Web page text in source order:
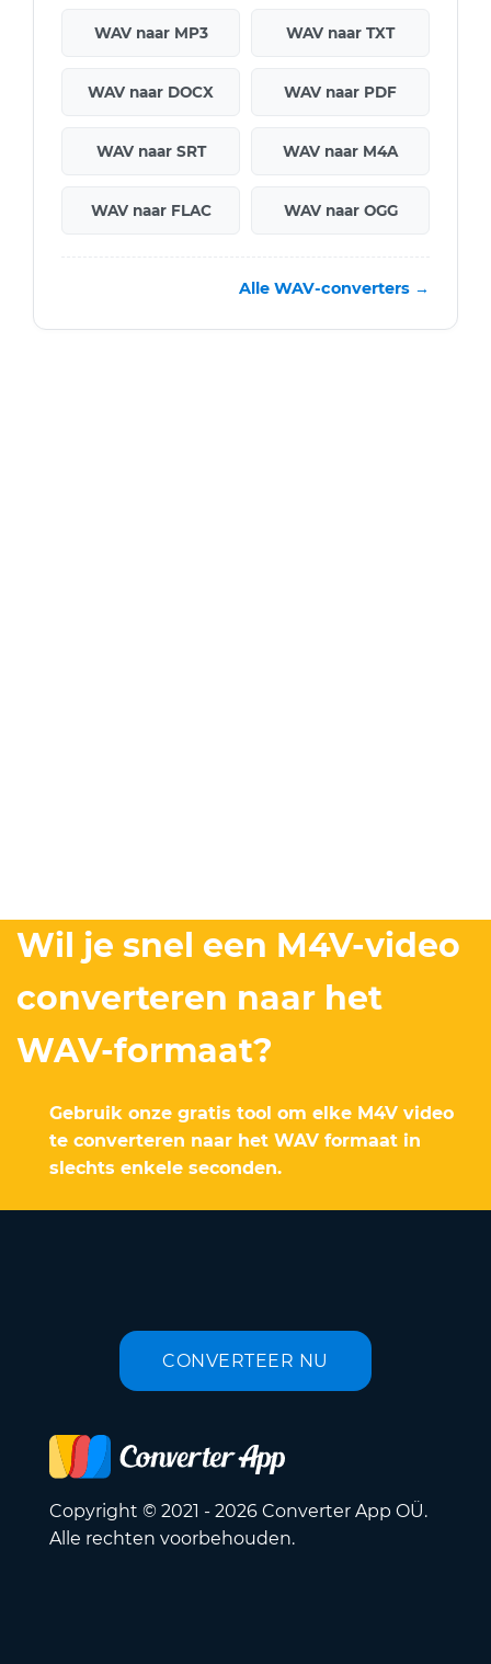
WAV naar MP3 WAV naar TXT
WAV naar DOCX WAV naar PDF
WAV naar SRT WAV naar M4A
WAV naar FLAC WAV naar OGG
Alle WAV-converters →
Wil je snel een M4V-video
converteren naar het
WAV-formaat?
Gebruik onze gratis tool om elke M4V video
te converteren naar het WAV formaat in
slechts enkele seconden.
CONVERTEER NU
Copyright © 2021 - 2026 Converter App OÜ.
Alle rechten voorbehouden.